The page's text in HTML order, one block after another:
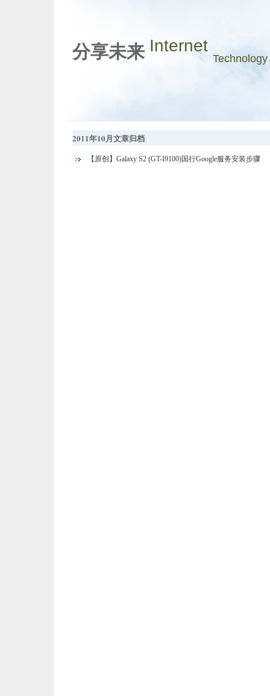
分享未来 Internet
Technology
2011年10月文章归档
【原创】Galaxy S2 (GT-I9100)国行Google服务安装步骤